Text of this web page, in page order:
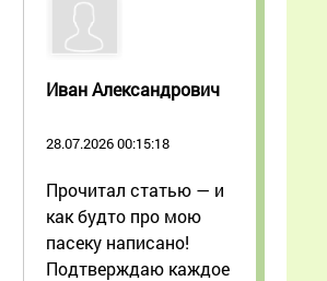
Иван Александрович
28.07.2026 00:15:18
Прочитал статью — и
как будто про мою
пасеку написано!
Подтверждаю каждое